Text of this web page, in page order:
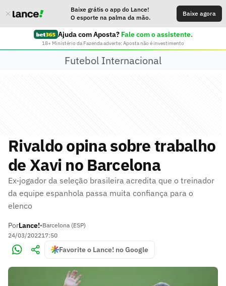
Baixe grátis o app do Lance!
O esporte na palma da mão.
Baixe agora
Ajuda com Aposta? Fale com o assistente.
18+ Ministério da Fazenda adverte: Aposta não é investimento
Futebol Internacional
Rivaldo opina sobre trabalho
de Xavi no Barcelona
Ex-jogador da seleção brasileira acredita que o treinador
da equipe espanhola passa muita confiança para o
elenco
PorLance!•Barcelona (ESP)
24/03/202217:50
Favorite o Lance! no Google